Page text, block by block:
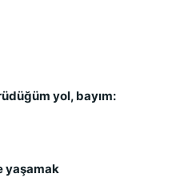
yol, bayım:
yaşamak